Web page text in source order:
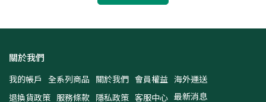
關於我們
我的帳戶 全系列商品 關於我們 會員權益 海外運送
退換貨政策 服務條款 隱私政策 客服中心 最新消息